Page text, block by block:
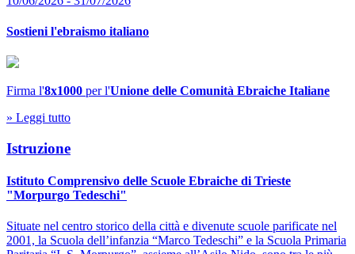
Sostieni l'ebraismo italiano
Firma l'8x1000 per l'Unione delle Comunità Ebraiche Italiane
» Leggi tutto
Istruzione
Istituto Comprensivo delle Scuole Ebraiche di Trieste
"Morpurgo Tedeschi"
Situate nel centro storico della città e divenute scuole parificate nel
2001, la Scuola dell’infanzia “Marco Tedeschi” e la Scuola Primaria